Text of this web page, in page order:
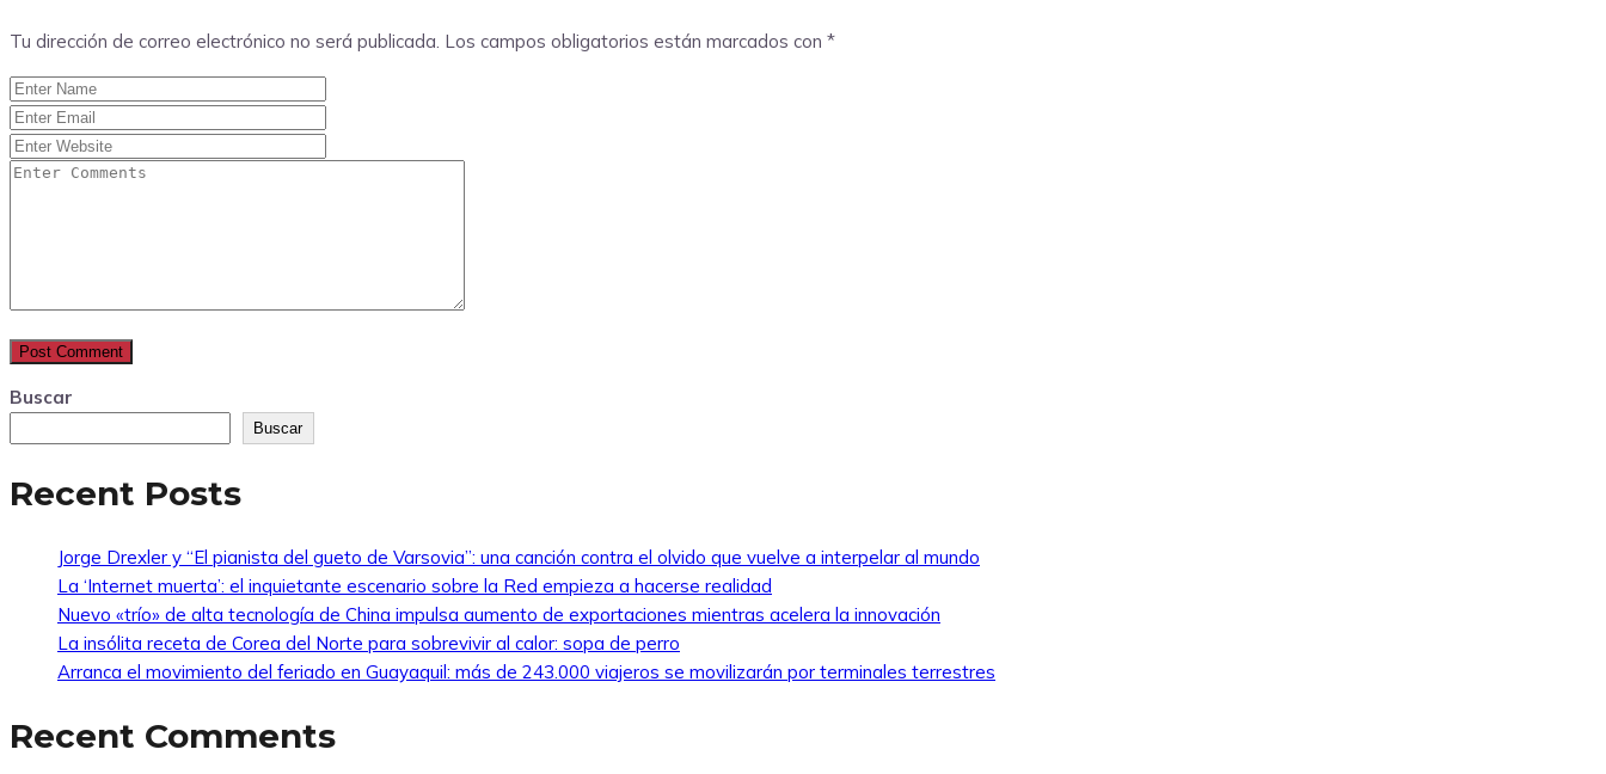
Tu dirección de correo electrónico no será publicada. Los campos obligatorios están marcados con *
Buscar
Buscar
Recent Posts
Jorge Drexler y “El pianista del gueto de Varsovia”: una canción contra el olvido que vuelve a interpelar al mundo
La ‘Internet muerta’: el inquietante escenario sobre la Red empieza a hacerse realidad
Nuevo «trío» de alta tecnología de China impulsa aumento de exportaciones mientras acelera la innovación
La insólita receta de Corea del Norte para sobrevivir al calor: sopa de perro
Arranca el movimiento del feriado en Guayaquil: más de 243.000 viajeros se movilizarán por terminales terrestres
Recent Comments